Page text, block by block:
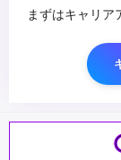
まずはキャリア